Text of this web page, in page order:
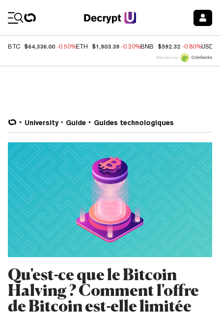
BTC $64,336.00 -0.50%ETH $1,903.39 -0.20%BNB $592.32 -0.80%USDC
Price data by
University Guide Guides technologiques
Qu'est-ce que le Bitcoin
Halving ? Comment l'offre
de Bitcoin est-elle limitée